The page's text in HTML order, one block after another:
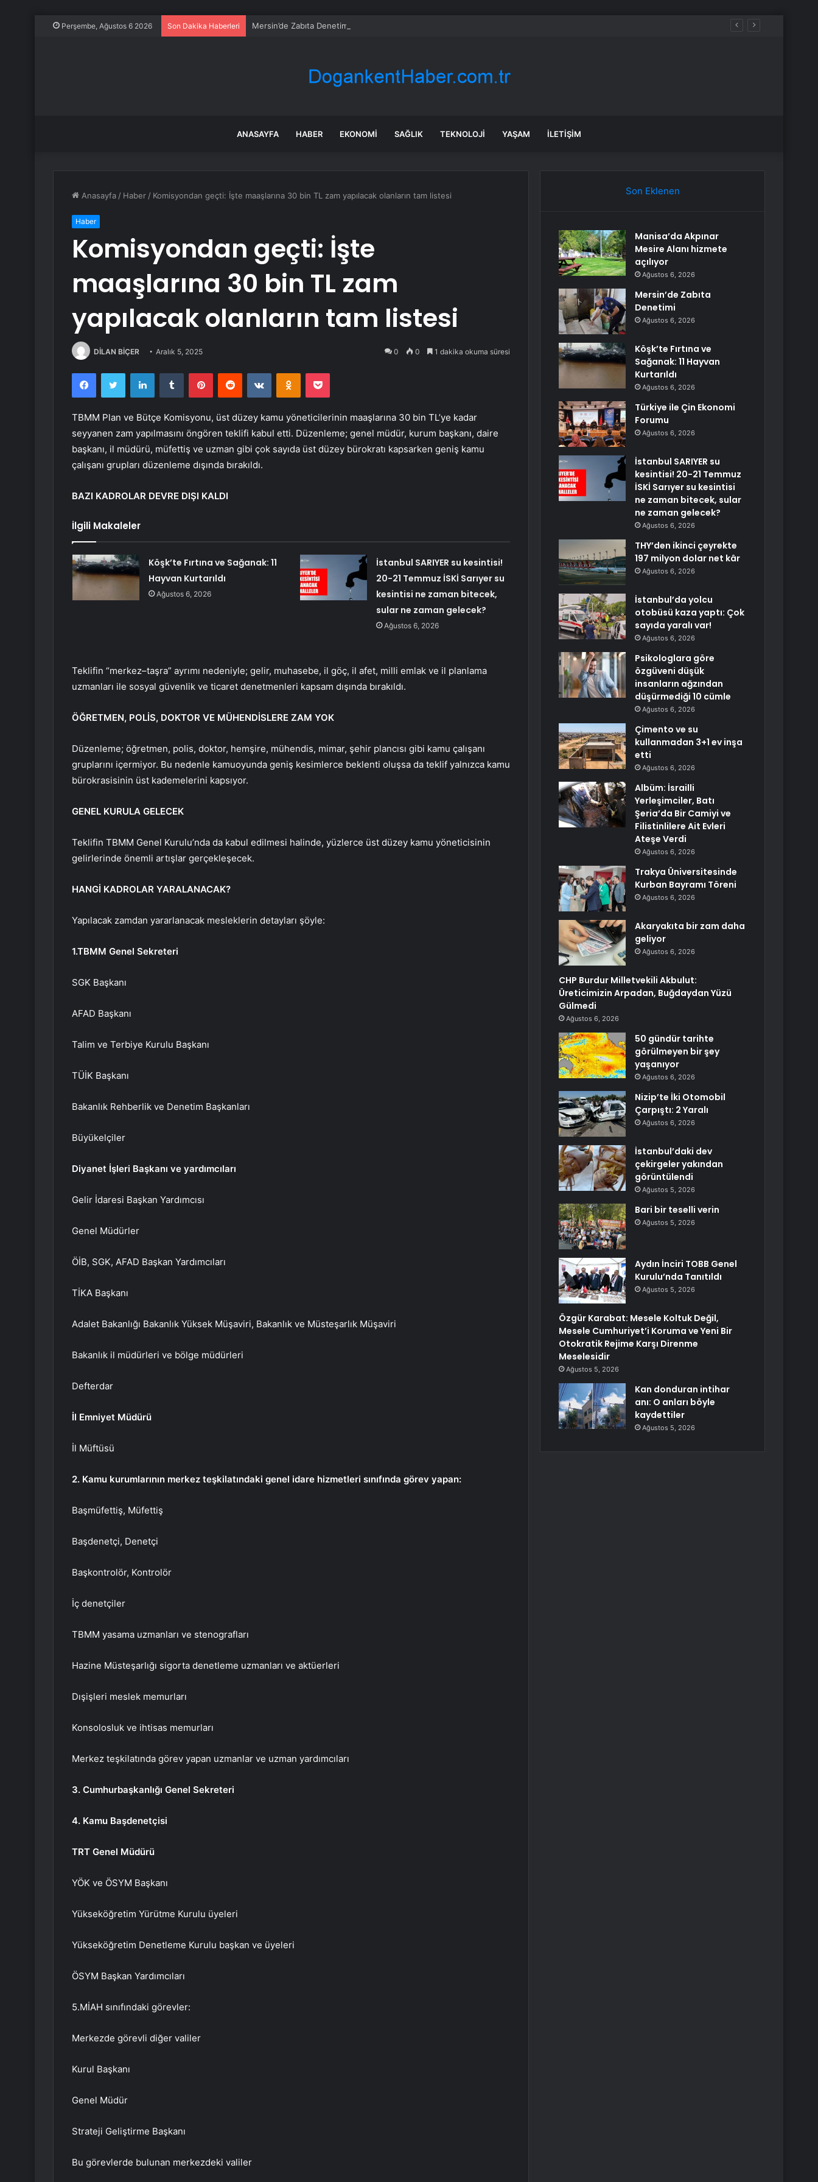
Perşembe, Ağustos 6 2026 Son Dakika Haberleri Mersin’de Zabıta Denetimi
ANASAYFA HABER EKONOMI SAĞLIK TEKNOLOJI YAŞAM İLETIŞIM
Anasayfa / Haber / Komisyondan geçti: İşte maaşlarına 30 bin TL zam yapılacak olanların tam listesi
Haber
Komisyondan geçti: İşte
maaşlarına 30 bin TL zam
yapılacak olanların tam listesi
DİLAN BİÇER Aralık 5, 2025 0 0 1 dakika okuma süresi
FacebookTwitter LinkedInTumblr PinterestReddit VKontakteOdnoklassniki
Pocket
TBMM Plan ve Bütçe Komisyonu, üst düzey kamu yöneticilerinin maaşlarına 30 bin TL’ye kadar
seyyanen zam yapılmasını öngören teklifi kabul etti. Düzenleme; genel müdür, kurum başkanı, daire
başkanı, il müdürü, müfettiş ve uzman gibi çok sayıda üst düzey bürokratı kapsarken geniş kamu
çalışanı grupları düzenleme dışında bırakıldı.
BAZI KADROLAR DEVRE DIŞI KALDI
İlgili Makaleler
Köşk’te Fırtına ve Sağanak: 11
Hayvan Kurtarıldı
Ağustos 6, 2026
İstanbul SARIYER su kesintisi!
20-21 Temmuz İSKİ Sarıyer su
kesintisi ne zaman bitecek,
sular ne zaman gelecek?
Ağustos 6, 2026
Teklifin “merkez–taşra” ayrımı nedeniyle; gelir, muhasebe, il göç, il afet, milli emlak ve il planlama
uzmanları ile sosyal güvenlik ve ticaret denetmenleri kapsam dışında bırakıldı.
ÖĞRETMEN, POLİS, DOKTOR VE MÜHENDİSLERE ZAM YOK
Düzenleme; öğretmen, polis, doktor, hemşire, mühendis, mimar, şehir plancısı gibi kamu çalışanı
gruplarını içermiyor. Bu nedenle kamuoyunda geniş kesimlerce beklenti oluşsa da teklif yalnızca kamu
bürokrasisinin üst kademelerini kapsıyor.
GENEL KURULA GELECEK
Teklifin TBMM Genel Kurulu’nda da kabul edilmesi halinde, yüzlerce üst düzey kamu yöneticisinin
gelirlerinde önemli artışlar gerçekleşecek.
HANGİ KADROLAR YARALANACAK?
Yapılacak zamdan yararlanacak mesleklerin detayları şöyle:
1.TBMM Genel Sekreteri
SGK Başkanı
AFAD Başkanı
Talim ve Terbiye Kurulu Başkanı
TÜİK Başkanı
Bakanlık Rehberlik ve Denetim Başkanları
Büyükelçiler
Diyanet İşleri Başkanı ve yardımcıları
Gelir İdaresi Başkan Yardımcısı
Genel Müdürler
ÖİB, SGK, AFAD Başkan Yardımcıları
TİKA Başkanı
Adalet Bakanlığı Bakanlık Yüksek Müşaviri, Bakanlık ve Müsteşarlık Müşaviri
Bakanlık il müdürleri ve bölge müdürleri
Defterdar
İl Emniyet Müdürü
İl Müftüsü
2. Kamu kurumlarının merkez teşkilatındaki genel idare hizmetleri sınıfında görev yapan:
Başmüfettiş, Müfettiş
Başdenetçi, Denetçi
Başkontrolör, Kontrolör
İç denetçiler
TBMM yasama uzmanları ve stenografları
Hazine Müsteşarlığı sigorta denetleme uzmanları ve aktüerleri
Dışişleri meslek memurları
Konsolosluk ve ihtisas memurları
Merkez teşkilatında görev yapan uzmanlar ve uzman yardımcıları
3. Cumhurbaşkanlığı Genel Sekreteri
4. Kamu Başdenetçisi
TRT Genel Müdürü
YÖK ve ÖSYM Başkanı
Yükseköğretim Yürütme Kurulu üyeleri
Yükseköğretim Denetleme Kurulu başkan ve üyeleri
ÖSYM Başkan Yardımcıları
5.MİAH sınıfındaki görevler:
Merkezde görevli diğer valiler
Kurul Başkanı
Genel Müdür
Strateji Geliştirme Başkanı
Bu görevlerde bulunan merkezdeki valiler
Son Eklenen
Manisa’da Akpınar
Mesire Alanı hizmete
açılıyor
Ağustos 6, 2026
Mersin’de Zabıta
Denetimi
Ağustos 6, 2026
Köşk’te Fırtına ve
Sağanak: 11 Hayvan
Kurtarıldı
Ağustos 6, 2026
Türkiye ile Çin Ekonomi
Forumu
Ağustos 6, 2026
İstanbul SARIYER su
kesintisi! 20-21 Temmuz
İSKİ Sarıyer su kesintisi
ne zaman bitecek, sular
ne zaman gelecek?
Ağustos 6, 2026
THY’den ikinci çeyrekte
197 milyon dolar net kâr
Ağustos 6, 2026
İstanbul’da yolcu
otobüsü kaza yaptı: Çok
sayıda yaralı var!
Ağustos 6, 2026
Psikologlara göre
özgüveni düşük
insanların ağzından
düşürmediği 10 cümle
Ağustos 6, 2026
Çimento ve su
kullanmadan 3+1 ev inşa
etti
Ağustos 6, 2026
Albüm: İsrailli
Yerleşimciler, Batı
Şeria’da Bir Camiyi ve
Filistinlilere Ait Evleri
Ateşe Verdi
Ağustos 6, 2026
Trakya Üniversitesinde
Kurban Bayramı Töreni
Ağustos 6, 2026
Akaryakıta bir zam daha
geliyor
Ağustos 6, 2026
CHP Burdur Milletvekili Akbulut:
Üreticimizin Arpadan, Buğdaydan Yüzü
Gülmedi
Ağustos 6, 2026
50 gündür tarihte
görülmeyen bir şey
yaşanıyor
Ağustos 6, 2026
Nizip’te İki Otomobil
Çarpıştı: 2 Yaralı
Ağustos 6, 2026
İstanbul’daki dev
çekirgeler yakından
görüntülendi
Ağustos 5, 2026
Bari bir teselli verin
Ağustos 5, 2026
Aydın İnciri TOBB Genel
Kurulu’nda Tanıtıldı
Ağustos 5, 2026
Özgür Karabat: Mesele Koltuk Değil,
Mesele Cumhuriyet’i Koruma ve Yeni Bir
Otokratik Rejime Karşı Direnme
Meselesidir
Ağustos 5, 2026
Kan donduran intihar
anı: O anları böyle
kaydettiler
Ağustos 5, 2026